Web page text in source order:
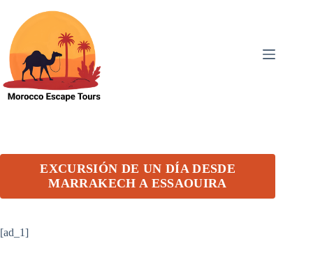
content
EXCURSIÓN DE UN DÍA DESDE
MARRAKECH A ESSAOUIRA
[ad_1]